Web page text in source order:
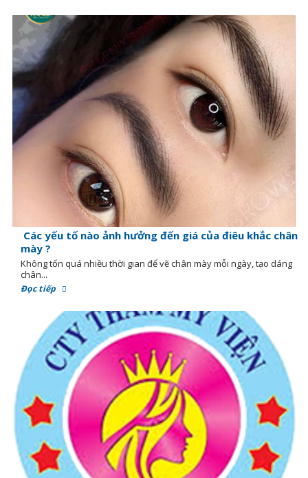
Các yếu tố nào ảnh hưởng đến giá của điêu khắc chân
mày ?
Không tốn quá nhiều thời gian để vẽ chân mày mỗi ngày, tạo dáng
chân...
Đọc tiếp